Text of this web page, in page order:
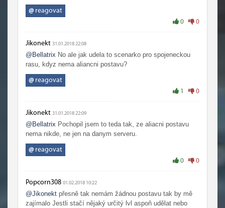
@reagovat
0 0
Jikonekt 31.01.2018 22:08
@Bellatrix No ale jak udela to scenarko pro spojeneckou
rasu, kdyz nema aliancni postavu?
@reagovat
1 0
Jikonekt 31.01.2018 22:09
@Bellatrix Pochopil jsem to teda tak, ze aliacni postavu
nema nikde, ne jen na danym serveru.
@reagovat
0 0
Popcorn308 01.02.2018 10:22
@Jikonekt přesně tak nemám žádnou postavu tak by mě
zajímalo Jestli stačí nějaký určitý lvl aspoň udělat nebo